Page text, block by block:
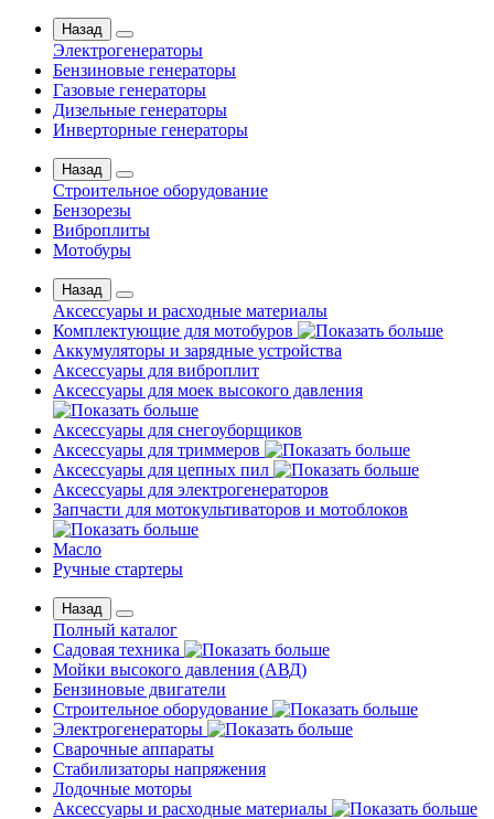
Назад
Электрогенераторы
Бензиновые генераторы
Газовые генераторы
Дизельные генераторы
Инверторные генераторы
Назад
Строительное оборудование
Бензорезы
Виброплиты
Мотобуры
Назад
Аксессуары и расходные материалы
Комплектующие для мотобуров
Аккумуляторы и зарядные устройства
Аксессуары для виброплит
Аксессуары для моек высокого давления
Аксессуары для снегоуборщиков
Аксессуары для триммеров
Аксессуары для цепных пил
Аксессуары для электрогенераторов
Запчасти для мотокультиваторов и мотоблоков
Масло
Ручные стартеры
Назад
Полный каталог
Садовая техника
Мойки высокого давления (АВД)
Бензиновые двигатели
Строительное оборудование
Электрогенераторы
Сварочные аппараты
Стабилизаторы напряжения
Лодочные моторы
Аксессуары и расходные материалы